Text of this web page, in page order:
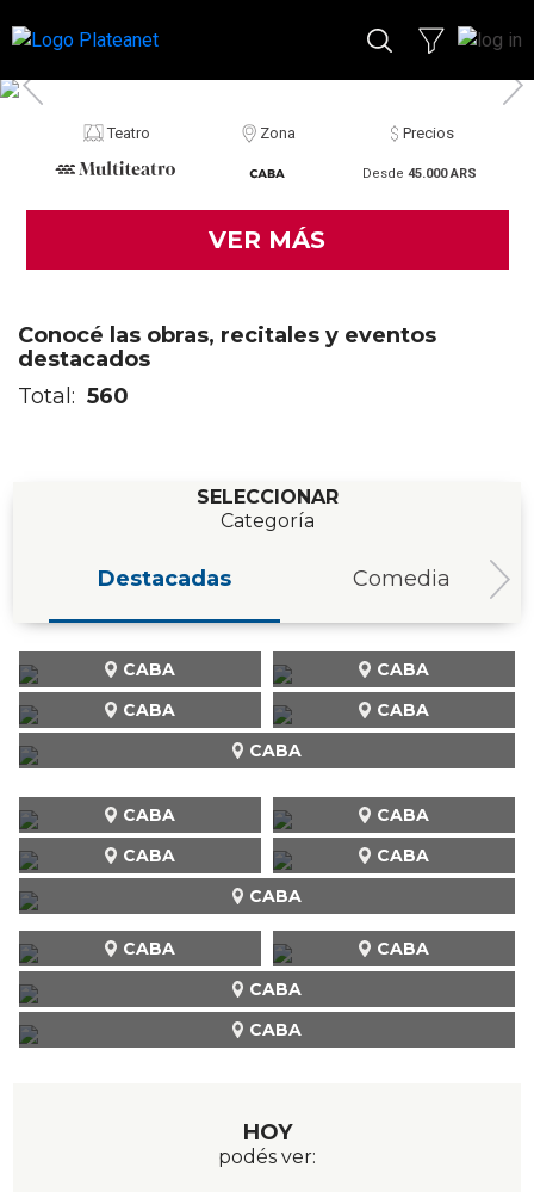
Teatro Zona Precios
Desde 45.000 ARS
VER MÁS
Conocé las obras, recitales y eventos
destacados
Total: 560
SELECCIONAR
Categoría
Destacadas Comedia
CABA
CABA
CABA
CABA
CABA
CABA CABA
CABA
CABA CABA
CABA
CABA CABA
CABA
HOY
podés ver: